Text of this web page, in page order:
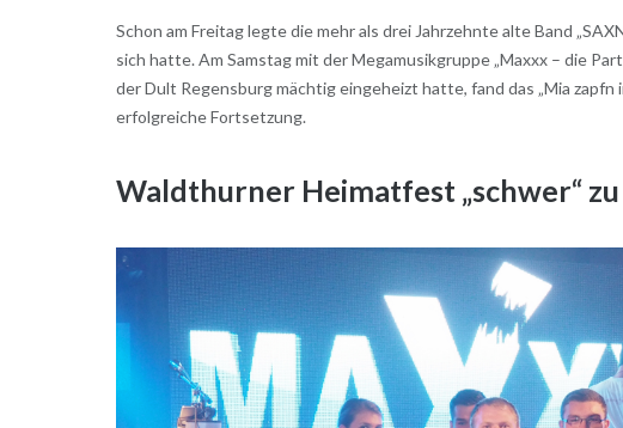
Schon am Freitag legte die mehr als drei Jahrzehnte alte Band
sich hatte. Am Samstag mit der Megamusikgruppe „Maxxx – die
der Dult Regensburg mächtig eingeheizt hatte, fand das „Mia
erfolgreiche Fortsetzung.
Waldthurner Heimatfest „schwer“